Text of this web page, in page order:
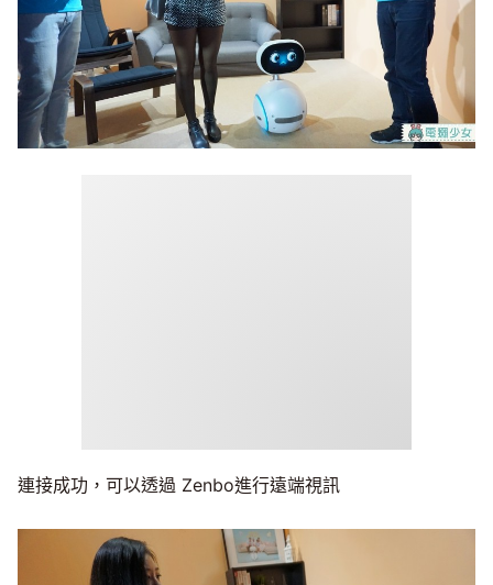
連接成功，可以透過 Zenbo進行遠端視訊